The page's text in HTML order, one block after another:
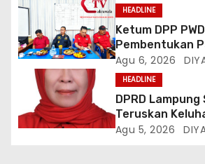
HEADLINE
Ketum DPP
Pembentukan
Berikut
Kegiatannya
Agu 6, 2026
HEADLINE
DPRD
Teruskan
Dinas Terkait,
Agu 5, 2026